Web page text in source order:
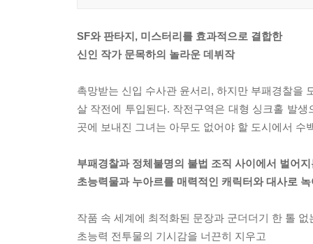
SF와 판타지, 미스터리를 효과적으로 결합한
신인 작가 문목하의 놀라운 데뷔작
촉망받는 신입 수사관 윤서리, 하지만 부패경찰을
살 작전에 투입된다. 작전구역은 대형 싱크홀 발
곳에 보내진 그녀는 아무도 없어야 할 도시에서
부패경찰과 정체불명의 불법 조직 사이에서 벌어
초능력물과 누아르를 매력적인 캐릭터와 대사로
작품 속 세계에 최적화된 문장과 군더더기 한 톨
초능력 전투물의 기시감을 너끈히 지우고